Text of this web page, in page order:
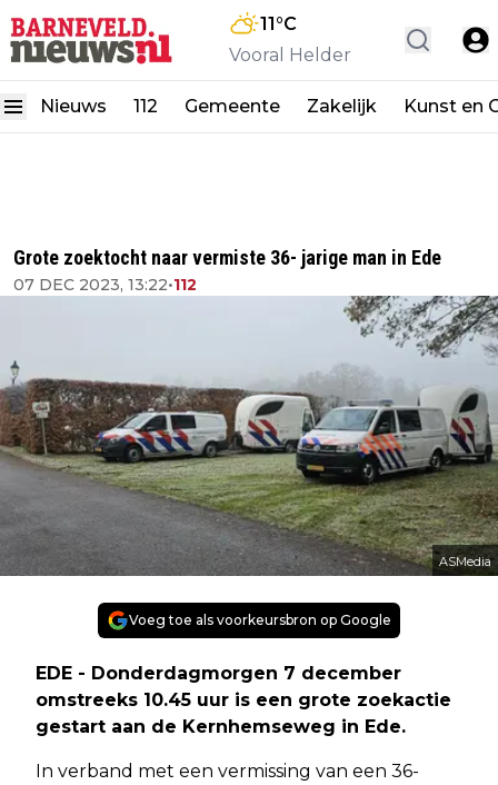
11°C
Vooral Helder
Nieuws 112 Gemeente Zakelijk Kunst en
Grote zoektocht naar vermiste 36- jarige man in Ede
07 DEC 2023, 13:22•112
ASMedia
Voeg toe als voorkeursbron op Google
EDE - Donderdagmorgen 7 december
omstreeks 10.45 uur is een grote zoekactie
gestart aan de Kernhemseweg in Ede.
In verband met een vermissing van een 36-